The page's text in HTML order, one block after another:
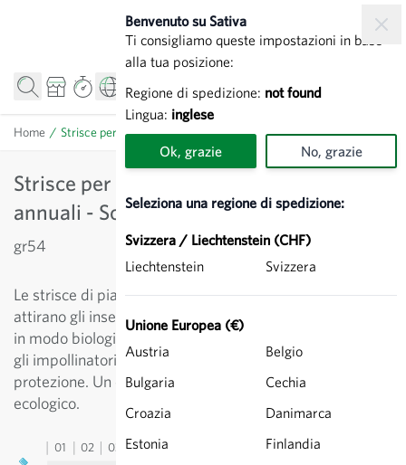
Benvenuto su Sativa
Ti consigliamo queste impostazioni in base
alla tua posizione:
Regione di spedizione: not found
Lingua: inglese
Ok, grazie No, grazie
Seleziona una regione di spedizione:
Svizzera / Liechtenstein (CHF)
Liechtenstein
Svizzera
Unione Europea (€)
Austria
Belgio
Bulgaria
Cechia
Croazia
Danimarca
Estonia
Finlandia
Home / Strisce per Organismi Utili Brassicacee annuali - Sovescio
Strisce per Organismi Utili Brassicacee
annuali - Sovescio
gr54
Le strisce di piante fiorite vicino alle aiuole di cavoli
attirano gli insetti utili, regolano la presenza di parassiti
in modo biologico, aumentano la varietà delle specie tra
gli impollinatori e rendono disponibili pollini, nettare e
protezione. Un contributo importante per l’equilibrio
ecologico.
01 02 03 04 05 09 10